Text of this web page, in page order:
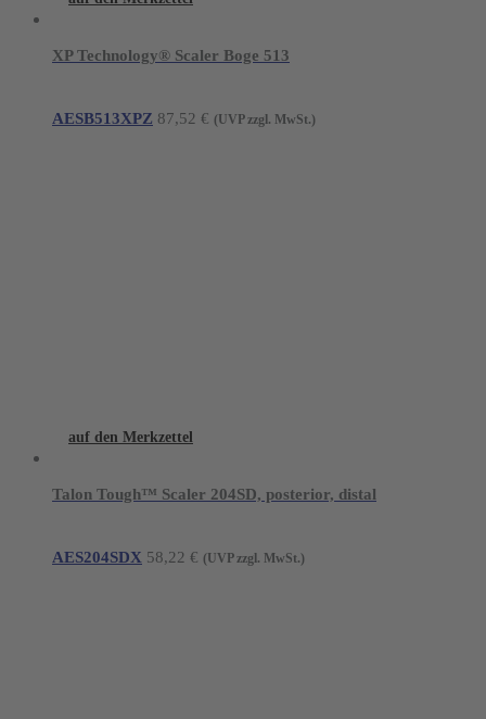
XP Technology® Scaler Boge 513
AESB513XPZ 87,52 € (UVP zzgl. MwSt.)
auf den Merkzettel
Talon Tough™ Scaler 204SD, posterior, distal
AES204SDX 58,22 € (UVP zzgl. MwSt.)